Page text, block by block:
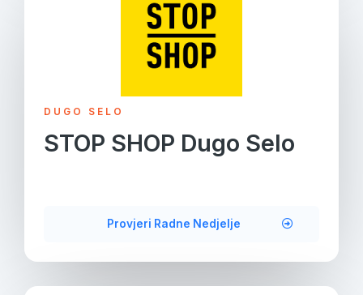
DUGO SELO
STOP SHOP Dugo Selo
Provjeri Radne Nedjelje